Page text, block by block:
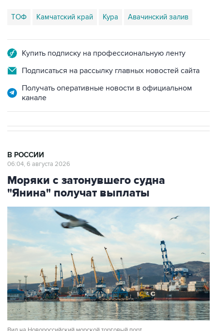
ТОФ Камчатский край Кура Авачинский залив
Купить подписку на профессиональную ленту
Подписаться на рассылку главных новостей сайта
Получать оперативные новости в официальном
канале
В РОССИИ
06:04, 6 августа 2026
Моряки с затонувшего судна
"Янина" получат выплаты